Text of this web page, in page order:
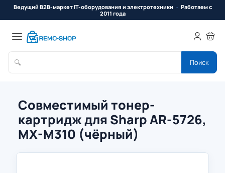
Ведущий B2B-маркет IT-оборудования и электротехники
Работаем с
2011 года
🔍 Поиск
Совместимый тонер-
картридж для Sharp AR-5726,
MX-M310 (чёрный)